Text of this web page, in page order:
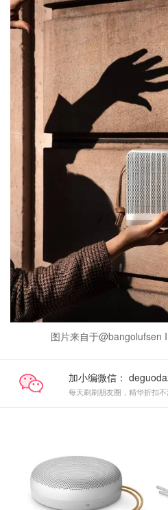
图片来自于@bangolufsen
加小编微信：
每天刷刷朋友圈，精华折扣